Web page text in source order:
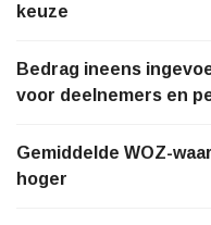
keuze
Bedrag ineens
voor deelnemers en
Gemiddelde WOZ-
hoger